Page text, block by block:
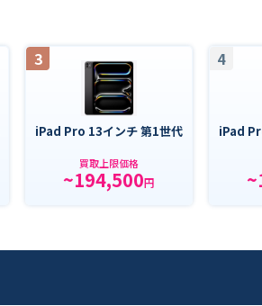
3
iPad Pro 13インチ 第1世代
買取上限価格
~194,500円
4
iPad